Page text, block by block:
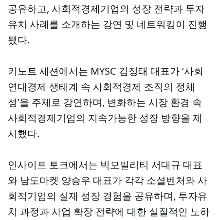
공유하고, 사회적경제기업의 성장 전략과 투자
유치 사례를 소개하는 강연 및 네트워킹이 진행
됐다.
키노트 세션에서는 MYSC 김정태 대표가 ‘사회
연대경제 생태계 속 사회적경제 조직의 정체
성’을 주제로 강연하며, 변화하는 시장 환경 속
사회적경제기업의 지속가능한 성장 방향을 제
시했다.
인사이트 토크에서는 빅모빌리티 서대규 대표
와 남도마켓 양승우 대표가 각각 소셜벤처와 사
회적기업의 실제 성장 경험을 공유하며, 투자유
치 과정과 사업 확장 전략에 대한 실질적인 노하